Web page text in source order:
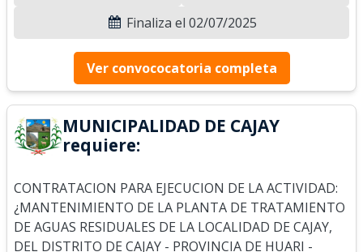
Finaliza el 02/07/2025
Ver convococatoria completa
MUNICIPALIDAD DE CAJAY
requiere:
CONTRATACION PARA EJECUCION DE LA ACTIVIDAD:
¿MANTENIMIENTO DE LA PLANTA DE TRATAMIENTO
DE AGUAS RESIDUALES DE LA LOCALIDAD DE CAJAY,
DEL DISTRITO DE CAJAY - PROVINCIA DE HUARI -